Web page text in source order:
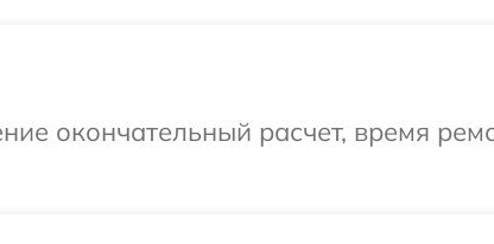
окончательный расчет, время